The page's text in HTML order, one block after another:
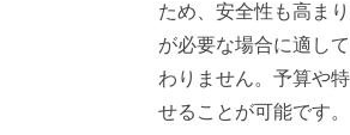
ため、安全性も高ま
が必要な場合に適し
わりません。予算や
せることが可能です。